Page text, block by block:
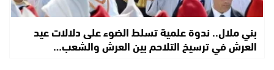
بني ملال.. ندوة علمية تسلط الضوء على دلالات عيد
العرش في ترسيخ التلاحم بين العرش والشعب…